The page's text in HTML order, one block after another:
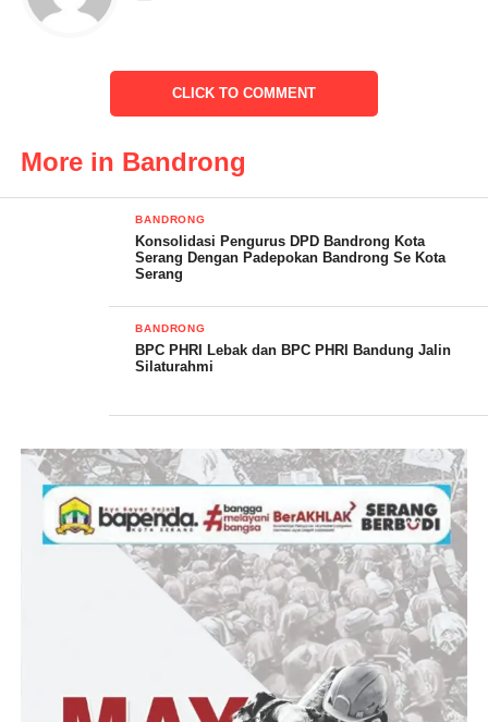
PHRI Bandung.
Ketua BPC PHRI Lebak, Hj. Rosna Gustina Rahayu
mengatakan kunjungannya ke bandung dalam rangka silaturahmi
CLICK TO COMMENT
More in Bandrong
BANDRONG
Konsolidasi Pengurus DPD Bandrong Kota
Serang Dengan Padepokan Bandrong Se Kota
Serang
BANDRONG
BPC PHRI Lebak dan BPC PHRI Bandung Jalin
Silaturahmi